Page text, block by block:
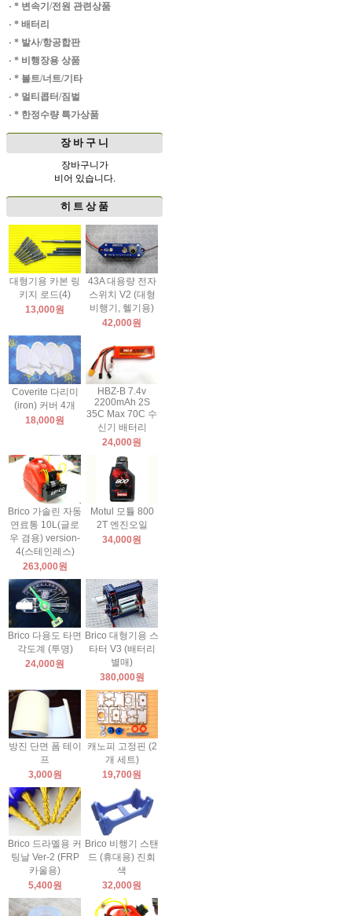
· * 변속기/전원 관련상품
· * 배터리
· * 발사/항공합판
· * 비행장용 상품
· * 볼트/너트/기타
· * 멀티콥터/짐벌
· * 한정수량 특가상품
장 바 구 니
장바구니가
비어 있습니다.
히 트 상 품
대형기용 카본 링
키지 로드(4)
13,000원
43A 대용량 전자
스위치 V2 (대형
비행기, 헬기용)
42,000원
Coverite 다리미
(iron) 커버 4개
18,000원
HBZ-B 7.4v
2200mAh 2S
35C Max 70C 수
신기 배터리
24,000원
Brico 가솔린 자동
연료통 10L(글로
우 겸용) version-
4(스테인레스)
263,000원
Motul 모튤 800
2T 엔진오일
34,000원
Brico 다용도 타면
각도계 (투명)
24,000원
Brico 대형기용 스
타터 V3 (배터리
별매)
380,000원
방진 단면 폼 테이
프
3,000원
캐노피 고정핀 (2
개 세트)
19,700원
Brico 드라멜용 커
팅날 Ver-2 (FRP
카울용)
5,400원
Brico 비행기 스탠
드 (휴대용) 진회
색
32,000원